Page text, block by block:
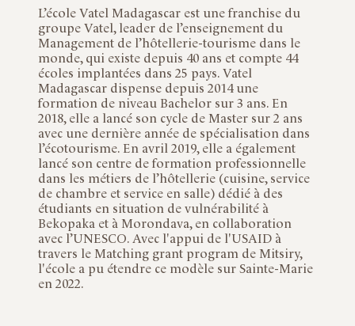
L’école Vatel Madagascar est une franchise du
groupe Vatel, leader de l’enseignement du
Management de l’hôtellerie-tourisme dans le
monde, qui existe depuis 40 ans et compte 44
écoles implantées dans 25 pays. Vatel
Madagascar dispense depuis 2014 une
formation de niveau Bachelor sur 3 ans. En
2018, elle a lancé son cycle de Master sur 2 ans
avec une dernière année de spécialisation dans
l’écotourisme. En avril 2019, elle a également
lancé son centre de formation professionnelle
dans les métiers de l’hôtellerie (cuisine, service
de chambre et service en salle) dédié à des
étudiants en situation de vulnérabilité à
Bekopaka et à Morondava, en collaboration
avec l’UNESCO. Avec l'appui de l'USAID à
travers le Matching grant program de Mitsiry,
l'école a pu étendre ce modèle sur Sainte-Marie
en 2022.